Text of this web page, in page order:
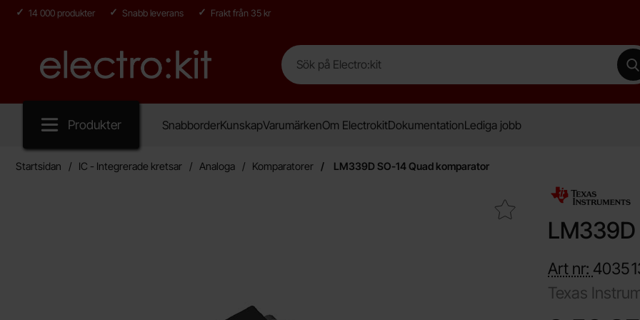
14 000 produkter Snabb leverans Frakt från 35 kr
Startsidan för Electro:kit
Sök
Sök på Electro:kit
Produkter SnabborderKunskapVarumärkenOm ElectrokitDokumentationLediga jobb
Startsidan IC - Integrerade kretsar Analoga Komparatorer LM339D SO-14 Quad komparator
Makera lM339D SO-14 Quad komparator som favorit
Art nr: 4035
Texas